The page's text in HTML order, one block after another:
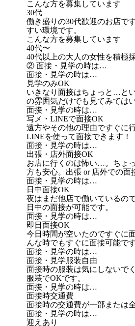
こんな方を募集しています
30代
働き盛りの30代歓迎のお店で
すい環境です。
こんな方を募集しています
40代〜
40代以上の大人の女性を積極
② 面接・見学の時は…
面接・見学の時は…
見学のみOK
いきなり面接はちょっと…と
の雰囲気だけでも見てみては
面接・見学の時は…
写メ・LINEで面接OK
遠方やその他の理由ですぐに
LINEを使って面接できます！
面接・見学の時は…
出張・店外面接OK
お店に行くのは怖い…。ちょ
方も安心。出張 or 店外での面
面接・見学の時は…
日中面接OK
夜はまだ他店で働いているの
日中の面接が可能です。
面接・見学の時は…
即日面接OK
今日時間が空いたのですぐに
んな時でもすぐに面接可能です
面接・見学の時は…
面接・見学服装自由
面接時の服装は気にしないで
服装でOKです。
面接・見学の時は…
面接時交通費
面接時の交通費が一部または
面接・見学の時は…
迎えあり